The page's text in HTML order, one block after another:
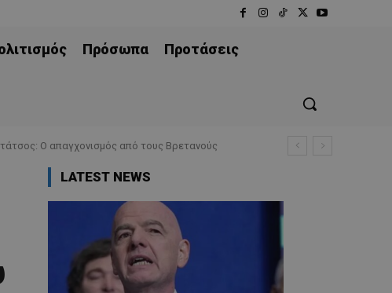
Πρόσωπα
Προτάσεις
Ο απαγχονισμός από τους Βρετανούς
LATEST NEWS